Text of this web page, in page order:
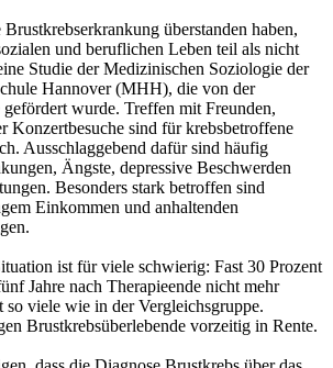
überstanden haben,
und beruflichen Leben teil als nicht
Studie der Medizinischen Soziologie der
Hannover (MHH), die von der
wurde. Treffen mit Freunden,
Konzertbesuche sind für krebsbetroffene
Ausschlaggebend dafür sind häufig
Ängste, depressive Beschwerden
Besonders stark betroffen sind
Einkommen und anhaltenden
ist für viele schwierig: Fast 30 Prozent
Jahre nach Therapieende nicht mehr
so viele wie in der Vergleichsgruppe.
Brustkrebsüberlebende vorzeitig in Rente.